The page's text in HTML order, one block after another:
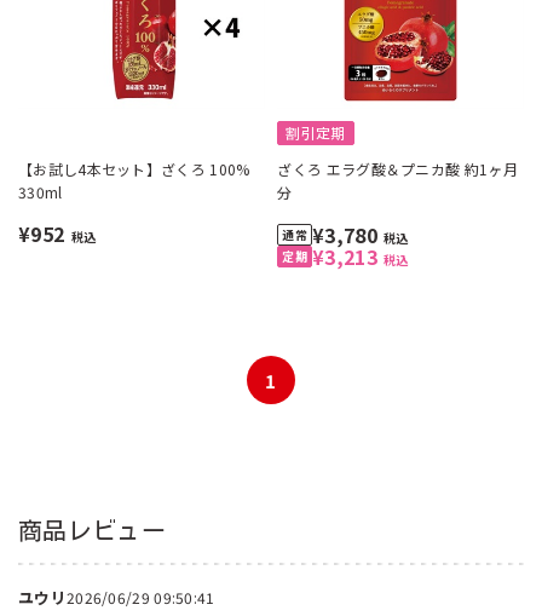
【お試し4本セット】ざくろ 100%
330ml
¥952 税込
割引定期
ざくろ エラグ酸＆プニカ酸 約1ヶ月
分
¥3,213 税込
¥3,780 税込
1
商品レビュー
ユウリ2026/06/29 09:50:41